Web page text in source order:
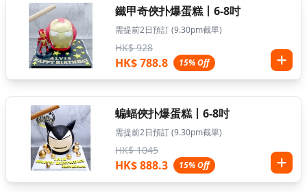
鐵甲奇俠扑爆蛋糕丨6-8吋
需提前2日預訂 (9.30pm截單)
HK$ 928
HK$ 788.8 15% Off
蝙蝠俠扑爆蛋糕丨6-8吋
需提前2日預訂 (9.30pm截單)
HK$ 1045
HK$ 888.3 15% Off